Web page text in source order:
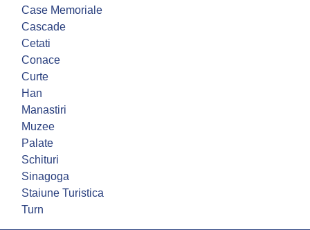
Case Memoriale
Cascade
Cetati
Conace
Curte
Han
Manastiri
Muzee
Palate
Schituri
Sinagoga
Staiune Turistica
Turn